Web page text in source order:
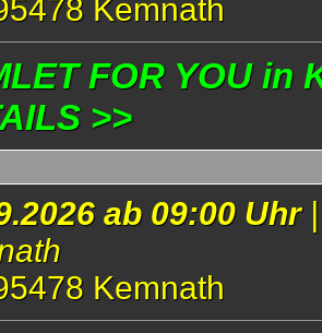
Kemnath
FOR YOU in
>>
ab 09:00 Uhr
Kemnath